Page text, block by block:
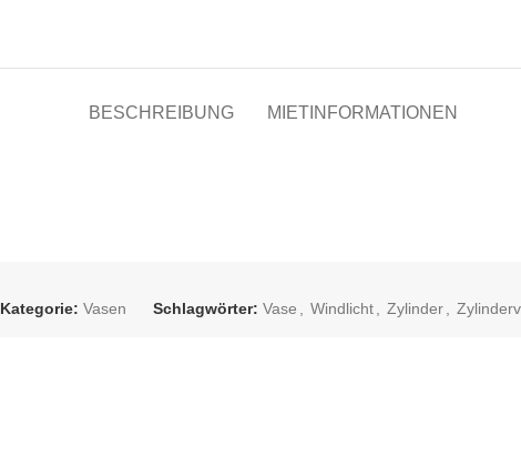
BESCHREIBUNG MIETINFORMATIONEN
Kategorie: Vasen Schlagwörter: Vase Windlicht Zylinder